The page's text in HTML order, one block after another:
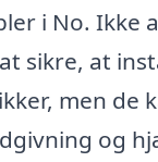
i No. Ikke
sikre, at
men de
og